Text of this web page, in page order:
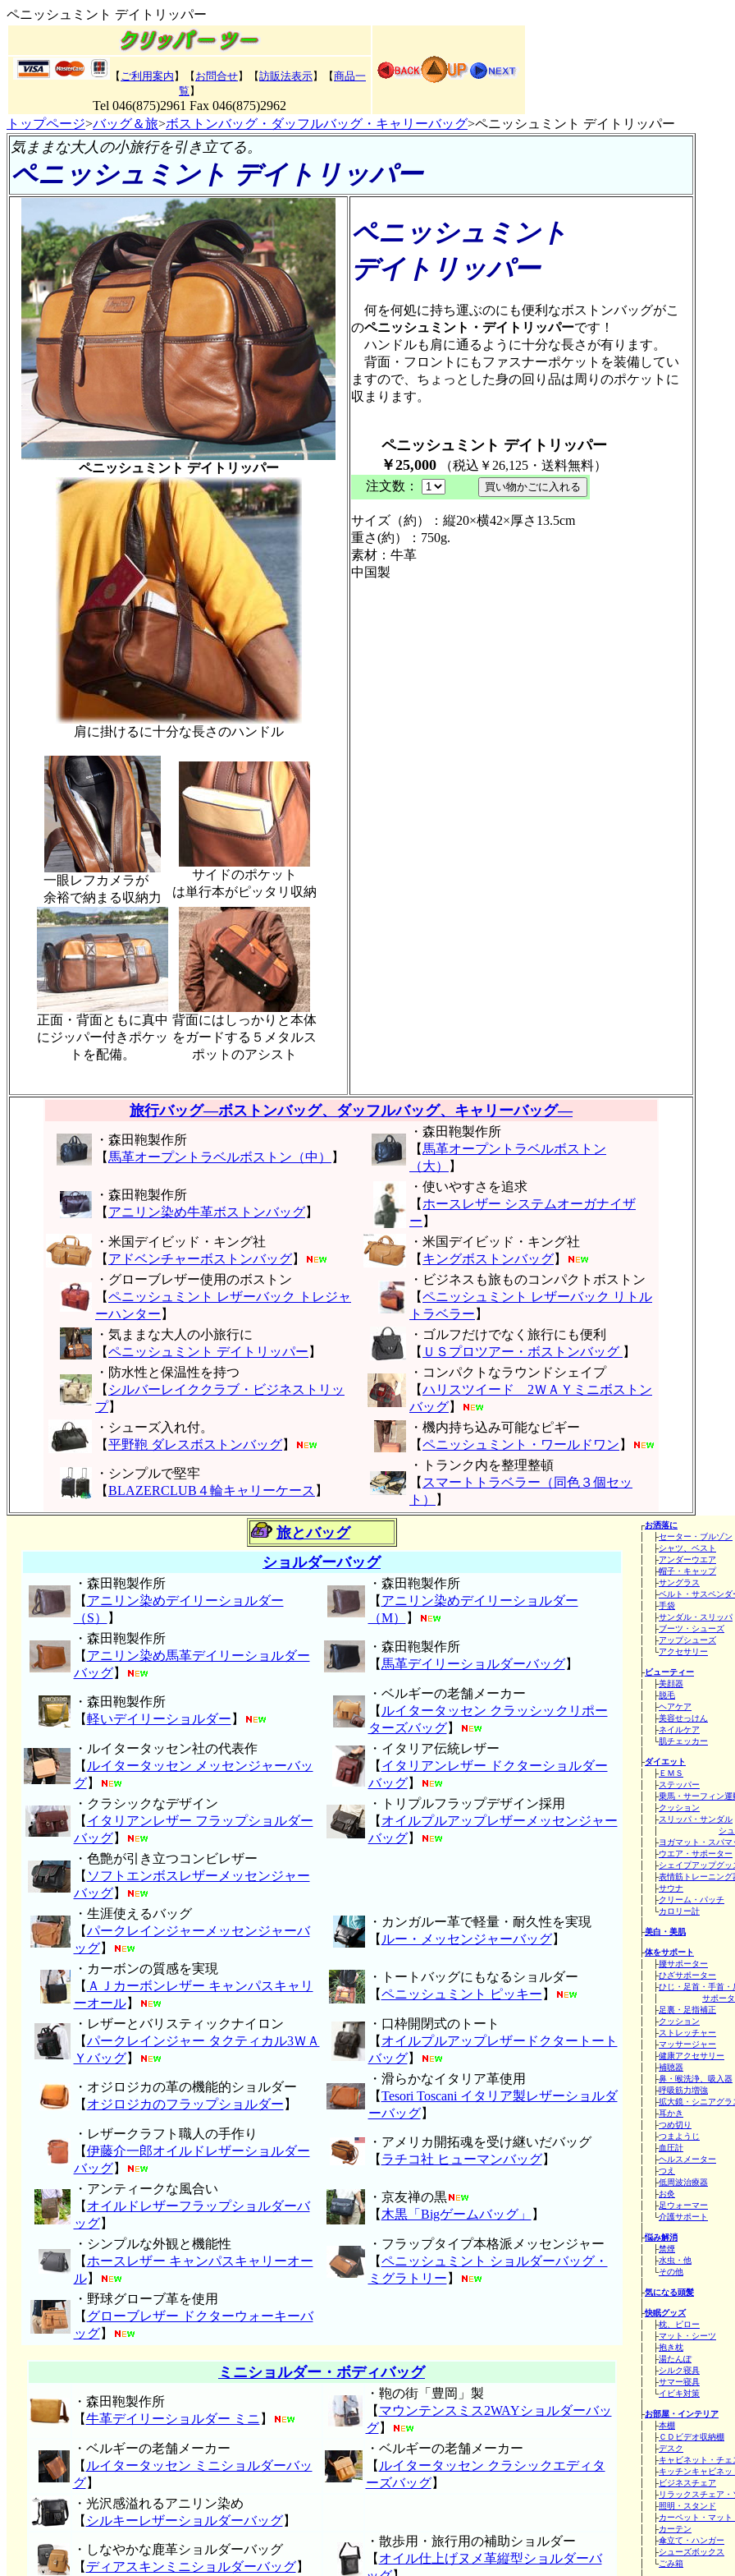
ペニッシュミント デイトリッパー
【 ご利用案内 】【 お問合せ】【訪販法表示】 【商品一
覧 】
Tel 046(875)2961 Fax 046(875)2962
トップページ>バッグ＆旅>ボストンバッグ・ダッフルバッグ・キャリーバッグ>ペニッシュミント デイトリッパー
気ままな大人の小旅行を引き立てる。
ペニッシュミント デイトリッパー
ペニッシュミント デイトリッパー
肩に掛けるに十分な長さのハンドル
一眼レフカメラが
余裕で納まる収納力
サイドのポケット
は単行本がピッタリ収納
正面・背面ともに真中
にジッパー付きポケッ
トを配備。
背面にはしっかりと本体
をガードする５メタルス
ポットのアシスト
ペニッシュミント
デイトリッパー
何を何処に持ち運ぶのにも便利なボストンバッグがこ
のペニッシュミント・デイトリッパーです！
ハンドルも肩に通るように十分な長さが有ります。
背面・フロントにもファスナーポケットを装備してい
ますので、ちょっとした身の回り品は周りのポケットに
収まります。
ペニッシュミント デイトリッパー
￥25,000 （税込￥26,125・送料無料）
注文数：
サイズ（約）：縦20×横42×厚さ13.5cm
重さ(約）：750g.
素材：牛革
中国製
旅行バッグ―ボストンバッグ、ダッフルバッグ、キャリーバッグ―
・森田鞄製作所
【 馬革オープントラベルボストン（中） 】
・森田鞄製作所
【 馬革オープントラベルボストン
（大）
】
・森田鞄製作所
【 アニリン染め牛革ボストンバッグ】
・使いやすさを追求
【 ホースレザー システムオーガナイザ
ー 】
・米国デイビッド・キング社
【 アドベンチャーボストンバッグ】
・米国デイビッド・キング社
【 キングボストンバッグ】
・グローブレザー使用のボストン
【ペニッシュミント レザーバック トレジャ
ーハンター 】
・ビジネスも旅ものコンパクトボストン
【ペニッシュミント レザーバック リトル
トラベラー 】
・気ままな大人の小旅行に
【ペニッシュミント デイトリッパー 】
・ゴルフだけでなく旅行にも便利
【 ＵＳプロツアー・ボストンバッグ 】
・防水性と保温性を持つ
【 シルバーレイククラブ・ビジネストリッ
プ】
・コンパクトなラウンドシェイプ
【ハリスツイード 2ＷＡＹミニボストン
バッグ】
・シューズ入れ付。
【平野鞄 ダレスボストンバッグ】
・機内持ち込み可能なピギー
【ペニッシュミント・ワールドワン 】
・シンプルで堅牢
【BLAZERCLUB４輪キャリーケース 】
・トランク内を整理整頓
【 スマートトラベラー（同色３個セッ
ト）
】
旅とバッグ ┌お洒落に
│ ├セーター・ブルゾン
│ ├シャツ、ベスト
│ ├アンダーウエア
│ ├帽子・キャップ
│ ├サングラス
│ ├ベルト・サスペンダ
│ ├手袋
│ ├サンダル・スリッパ
│ ├ブーツ・シューズ
│ ├アップシューズ
│ └アクセサリー
├ビューティー
│ ├美顔器
│ ├脱毛
│ ├ヘアケア
│ ├美容せっけん
│ ├ネイルケア
│ └肌チェッカー
├ダイエット
│ ├ＥＭＳ
│ ├ステッパー
│ ├乗馬・サーフィン運
│ ├クッション
│ ├スリッパ・サンダル
シ
│ ├ヨガマット・スパマ
│ ├ウエア・サポーター
│ ├シェイプアップグッ
│ ├表情筋トレーニング
│ ├サウナ
│ ├クリーム・パッチ
│ └カロリー計
├美白・美肌
├体をサポート
│ ├腰サポーター
│ ├ひざサポーター
│ ├ひじ・足首・手首・
サポー
│ ├足裏・足指補正
│ ├クッション
│ ├ストレッチャー
│ ├マッサージャー
│ ├健康アクセサリー
│ ├補聴器
│ ├鼻・喉洗浄、吸入器
│ ├呼吸筋力増強
│ ├拡大鏡・シニアグラ
│ ├耳かき
│ ├つめ切り
│ ├つまようじ
│ ├血圧計
│ ├ヘルスメーター
│ ├つえ
│ ├低周波治療器
│ ├お灸
│ ├足ウォーマー
│ └介護サポート
├悩み解消
│ ├禁煙
│ ├水虫・他
│ └その他
├気になる頭髪
├快眠グッズ
│ ├枕、ピロー
│ ├マット・シーツ
│ ├抱き枕
│ ├湯たんぽ
│ ├シルク寝具
│ ├サマー寝具
│ └イビキ対策
├お部屋・インテリア
│ ├本棚
│ ├ＣＤビデオ収納棚
│ ├デスク
│ ├キャビネット・チェ
│ ├キッチンキャビネッ
│ ├ビジネスチェア
│ ├リラックスチェア・
│ ├照明・スタンド
│ ├カーペット・マット
│ ├カーテン
│ ├傘立て・ハンガー
│ ├シューズボックス
│ └ごみ箱
ショルダーバッグ
・森田鞄製作所
【 アニリン染めデイリーショルダー
（S）
】
・森田鞄製作所
【 アニリン染めデイリーショルダー
（M）
】
・森田鞄製作所
【 アニリン染め馬革デイリーショルダー
バッグ】
・森田鞄製作所
【 馬革デイリーショルダーバッグ】
・森田鞄製作所
【軽いデイリーショルダー 】
・ベルギーの老舗メーカー
【 ルイタータッセン クラッシックリポー
ターズバッグ】
・ルイタータッセン社の代表作
【 ルイタータッセン メッセンジャーバッ
グ】
・イタリア伝統レザー
【 イタリアンレザー ドクターショルダー
バッグ】
・クラシックなデザイン
【 イタリアンレザー フラップショルダー
バッグ】
・トリプルフラップデザイン採用
【 オイルプルアップレザーメッセンジャー
バッグ】
・色艶が引き立つコンビレザー
【 ソフトエンボスレザーメッセンジャー
バッグ】
・生涯使えるバッグ
【パークレインジャーメッセンジャーバ
ッグ】
・カンガルー革で軽量・耐久性を実現
【 ルー・メッセンジャーバッグ】
・カーボンの質感を実現
【 ＡＪカーボンレザー キャンパスキャリ
ーオール】
・トートバッグにもなるショルダー
【ペニッシュミント ピッキー 】
・レザーとバリスティックナイロン
【パークレインジャー タクティカル3ＷＡ
Ｙバッグ】
・口枠開閉式のトート
【 オイルプルアップレザードクタートート
バッグ】
・オジロジカの革の機能的ショルダー
【 オジロジカのフラップショルダー 】
・滑らかなイタリア革使用
【Tesori Toscani イタリア製レザーショルダ
ーバッグ】
・レザークラフト職人の手作り
【伊藤介一郎オイルドレザーショルダー
バッグ】
・アメリカ開拓魂を受け継いだバッグ
【 ラチコ社 ヒューマンバッグ】
・アンティークな風合い
【 オイルドレザーフラップショルダーバ
ッグ】
・京友禅の黒
【 木黒「Bigゲームバッグ」 】
・シンプルな外観と機能性
【 ホースレザー キャンパスキャリーオー
ル】
・フラップタイプ本格派メッセンジャー
【ペニッシュミント ショルダーバッグ・
ミグラトリー 】
・野球グローブ革を使用
【 グローブレザー ドクターウォーキーバ
ッグ】
ミニショルダー・ボディバッグ
・森田鞄製作所
【牛革デイリーショルダー ミニ 】
・鞄の街「豊岡」製
【 マウンテンスミス2WAYショルダーバッ
グ】
・ベルギーの老舗メーカー
【 ルイタータッセン ミニショルダーバッ
グ】
・ベルギーの老舗メーカー
【 ルイタータッセン クラシックエディタ
ーズバッグ】
・光沢感溢れるアニリン染め
【 シルキーレザーショルダーバッグ】
・しなやかな鹿革ショルダーバッグ
【 ディアスキンミニショルダーバッグ】
・散歩用・旅行用の補助ショルダー
【 オイル仕上げヌメ革縦型ショルダーバ